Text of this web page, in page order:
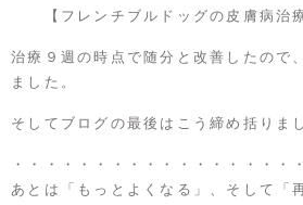
【フレンチブルドッグの皮膚病治
治療９週の時点で随分と改善したので
ました。
そしてブログの最後はこう締め括りま
・・・・・・・・・・・・・・・・
あとは「もっとよくなる」、そして「